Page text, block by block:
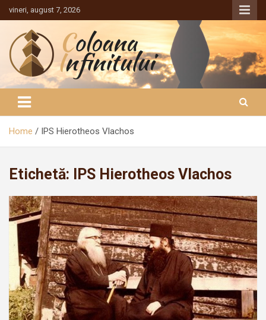
Sari
la
conținut
vineri, august 7, 2026
Coloana Infinitului
Home IPS Hierotheos Vlachos
Etichetă: IPS Hierotheos Vlachos